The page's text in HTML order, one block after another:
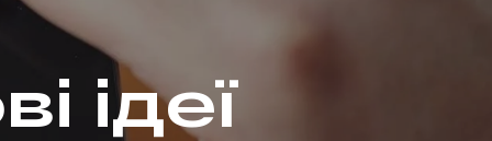
ідеї